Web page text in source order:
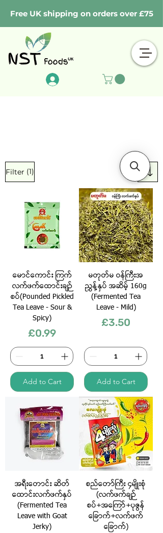
Free UK shipping on orders over £75
Filter (1)
မောင်ကောင်း ကြက်
လက်ဖက်ထောင်းချဉ်
စပ်(Pounded Pickled
Tea Leave - Sour &
Spicy)
Price
£0.99
Add to Cart
မတုတ်မ ဝန်ကြီးအ
ညွှန့်နှပ် အဆိမ့် 160g
(Fermented Tea
Leave - Mild)
Price
£3.50
Add to Cart
အရီးတောင်း ဆိတ်
ထောင်းလက်ဖက်နှပ်
(Fermented Tea
Leave with Goat
Jerky)
စည်တော်ကြီး ၄မျိုးစုံ
(လက်ဖက်ချဉ်
စပ်+အကြော်+ပုဇွန်
ခြောက်+လက်ဖက်
ခြောက်)